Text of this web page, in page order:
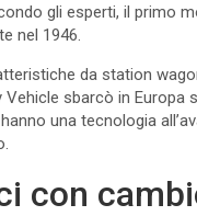
gli esperti, il primo
nel 1946.
da station
sbarcò in Europa
una tecnologia
con